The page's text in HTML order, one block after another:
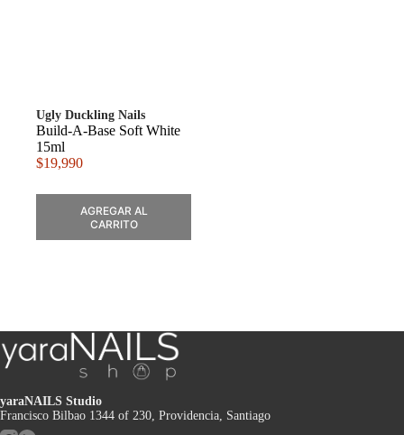
Ugly Duckling Nails
Build-A-Base Soft White
15ml
$19,990
AGREGAR AL
CARRITO
yaraNAILS Studio
Francisco Bilbao 1344 of 230, Providencia, Santiago